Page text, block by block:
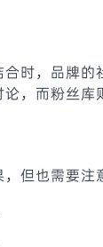
时，品牌的
，而粉丝库
但也需要注